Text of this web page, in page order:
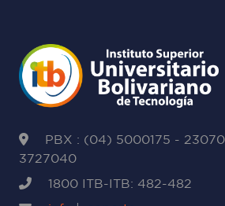
PBX : (04) 5000175 -
3727040
1800 ITB-ITB: 482-482